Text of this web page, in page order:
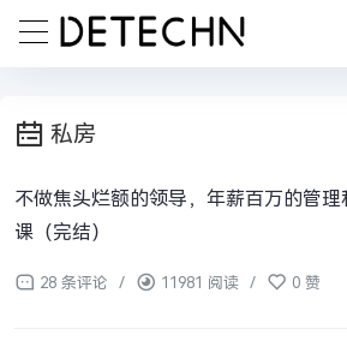
私房
不做焦头烂额的领导，年薪百万的管理
课（完结）
28 条评论 / 11981 阅读 / 0 赞